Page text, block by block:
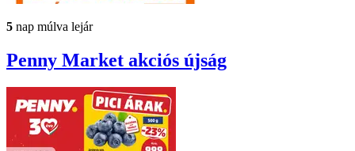
5 nap múlva lejár
Penny Market akciós újság